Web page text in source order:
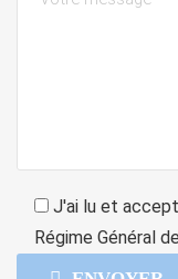
J'ai lu et
Régime Général